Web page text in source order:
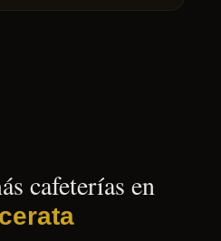
cafeterías en